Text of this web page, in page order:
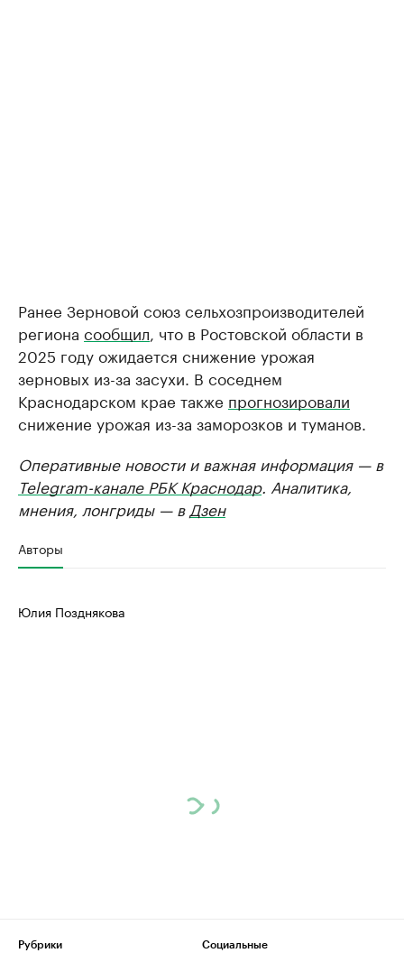
Ранее Зерновой союз сельхозпроизводителей
региона сообщил , что в Ростовской области в
2025 году ожидается снижение урожая
зерновых из-за засухи. В соседнем
Краснодарском крае также прогнозировали
снижение урожая из-за заморозков и туманов.
Оперативные новости и важная информация — в
Telegram-канале РБК Краснодар. Аналитика,
мнения, лонгриды — в Дзен
Авторы
Юлия Позднякова
Рубрики
Социальные